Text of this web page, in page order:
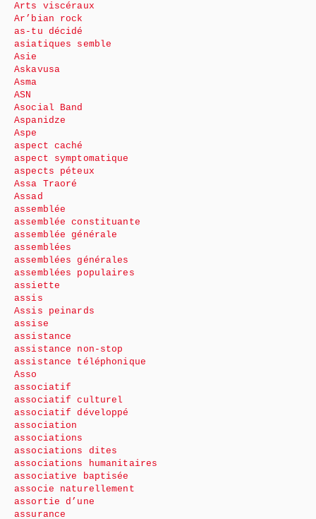
Arts viscéraux
Ar’bian rock
as-tu décidé
asiatiques semble
Asie
Askavusa
Asma
ASN
Asocial Band
Aspanidze
Aspe
aspect caché
aspect symptomatique
aspects péteux
Assa Traoré
Assad
assemblée
assemblée constituante
assemblée générale
assemblées
assemblées générales
assemblées populaires
assiette
assis
Assis peinards
assise
assistance
assistance non-stop
assistance téléphonique
Asso
associatif
associatif culturel
associatif développé
association
associations
associations dites
associations humanitaires
associative baptisée
associe naturellement
assortie d’une
assurance